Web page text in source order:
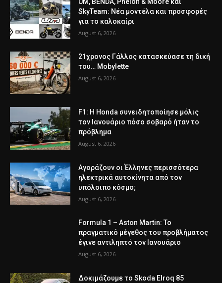
SkyTeam: Νέα μοντέλα και προσφορές
για το καλοκαίρι
August 6, 2026
21χρονος Γάλλος κατασκεύασε τη δική
του… Mobylette
August 6, 2026
F1: Η Honda συνειδητοποίησε μόλις
τον Ιανουάριο πόσο σοβαρό ήταν το
πρόβλημα
August 6, 2026
Αγοράζουν οι Έλληνες περισσότερα
ηλεκτρικά αυτοκίνητα από τον
υπόλοιπο κόσμο;
August 6, 2026
Formula 1 – Aston Martin: Το
πραγματικό μέγεθος του προβλήματος
έγινε αντιληπτό τον Ιανουάριο
August 6, 2026
Δοκιμάζουμε το Skoda Elroq 85